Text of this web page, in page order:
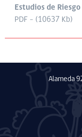
Estudios de Riesgo
PDF - (10637 Kb)
Alameda